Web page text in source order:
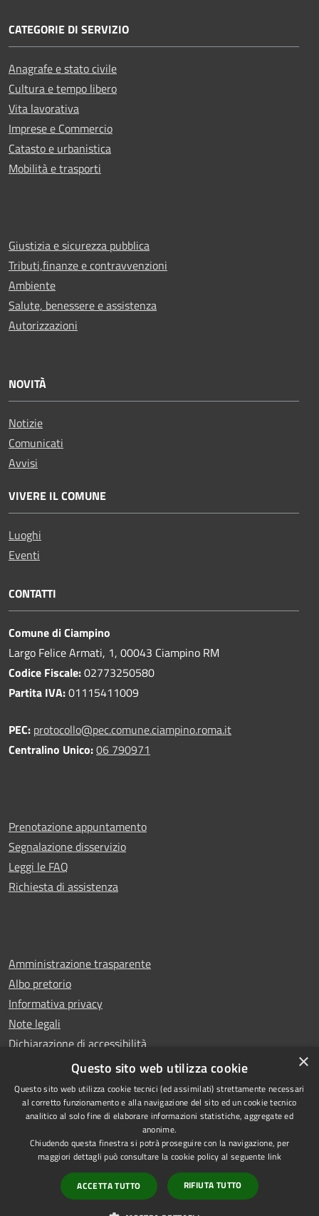
CATEGORIE DI SERVIZIO
Anagrafe e stato civile
Cultura e tempo libero
Vita lavorativa
Imprese e Commercio
Catasto e urbanistica
Mobilità e trasporti
Giustizia e sicurezza pubblica
Tributi,finanze e contravvenzioni
Ambiente
Salute, benessere e assistenza
Autorizzazioni
NOVITÀ
Notizie
Comunicati
Avvisi
VIVERE IL COMUNE
Luoghi
Eventi
CONTATTI
Comune di Ciampino
Largo Felice Armati, 1, 00043 Ciampino RM
Codice Fiscale:02773250580
Partita IVA:01115411009
PEC: protocollo@pec.comune.ciampino.roma.it
Centralino Unico:06 790971
Prenotazione appuntamento
Segnalazione disservizio
Leggi le FAQ
Richiesta di assistenza
Amministrazione trasparente
Albo pretorio
Informativa privacy
Note legali
Dichiarazione di accessibilità
Whistleblowing
Accessibilità
di Ciampino
Powered byMunicipium
• Accesso redazione
×
Questo sito web utilizza cookie
Questo sito web utilizza cookie tecnici (ed assimilati) strettamente necessari
al corretto funzionamento e alla navigazione del sito ed un cookie tecnico
analitico al solo fine di elaborare informazioni statistiche, aggregate ed
anonime.
Chiudendo questa finestra si potrà proseguire con la navigazione, per
maggiori dettagli può consultare la cookie policy al seguente link
ACCETTA TUTTO RIFIUTA TUTTO